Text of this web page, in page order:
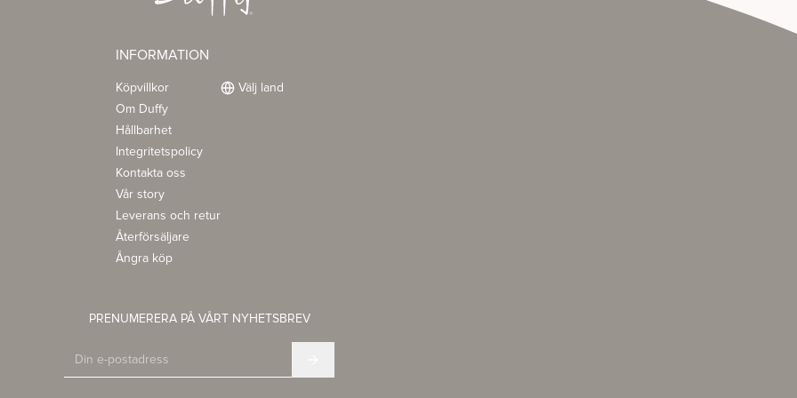
INFORMATION
Köpvillkor
Om Duffy
Hållbarhet
Integritetspolicy
Kontakta oss
Vår story
Leverans och retur
Återförsäljare
Ångra köp
Välj land
PRENUMERERA PÅ VÅRT NYHETSBREV